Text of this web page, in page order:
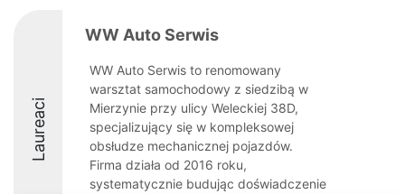
Laureaci
WW Auto Serwis
WW Auto Serwis to renomowany
warsztat samochodowy z siedzibą w
Mierzynie przy ulicy Weleckiej 38D,
specjalizujący się w kompleksowej
obsłudze mechanicznej pojazdów.
Firma działa od 2016 roku,
systematycznie budując doświadczenie